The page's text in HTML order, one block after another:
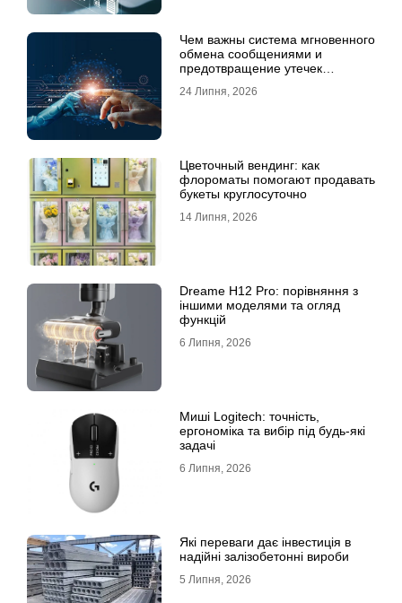
Чем важны система мгновенного
обмена сообщениями и
предотвращение утечек
24 Липня, 2026
Цветочный вендинг: как
флороматы помогают продавать
букеты круглосуточно
14 Липня, 2026
Dreame H12 Pro: порівняння з
іншими моделями та огляд
функцій
6 Липня, 2026
Миші Logitech: точність,
ергономіка та вибір під будь-які
задачі
6 Липня, 2026
Які переваги дає інвестиція в
надійні залізобетонні вироби
5 Липня, 2026